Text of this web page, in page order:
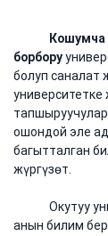
борбору
болуп саналат
ошондой эле
багытталган
жүргүзөт.
анын билим